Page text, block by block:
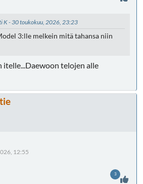
K - 30 toukokuu, 2026, 23:23
3:lle melkein mitä tahansa niin
itelle...Daewoon telojen alle
12:55
3